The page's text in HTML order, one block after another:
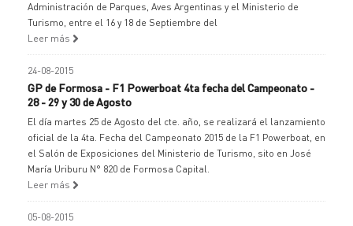
Administración de Parques, Aves Argentinas y el Ministerio de
Turismo, entre el 16 y 18 de Septiembre del
Leer más
24-08-2015
GP de Formosa - F1 Powerboat 4ta fecha del Campeonato -
28 - 29 y 30 de Agosto
El día martes 25 de Agosto del cte. año, se realizará el lanzamiento
oficial de la 4ta. Fecha del Campeonato 2015 de la F1 Powerboat, en
el Salón de Exposiciones del Ministerio de Turismo, sito en José
María Uriburu N° 820 de Formosa Capital.
Leer más
05-08-2015